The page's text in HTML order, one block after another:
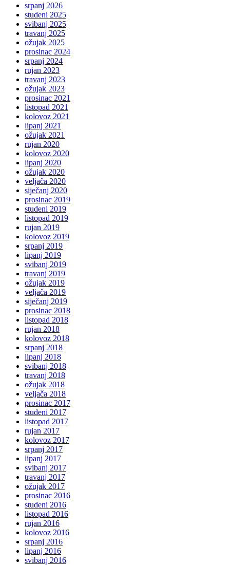
srpanj 2026
studeni 2025
svibanj 2025
travanj 2025
ožujak 2025
prosinac 2024
srpanj 2024
rujan 2023
travanj 2023
ožujak 2023
prosinac 2021
listopad 2021
kolovoz 2021
lipanj 2021
ožujak 2021
rujan 2020
kolovoz 2020
lipanj 2020
ožujak 2020
veljača 2020
siječanj 2020
prosinac 2019
studeni 2019
listopad 2019
rujan 2019
kolovoz 2019
srpanj 2019
lipanj 2019
svibanj 2019
travanj 2019
ožujak 2019
veljača 2019
siječanj 2019
prosinac 2018
listopad 2018
rujan 2018
kolovoz 2018
srpanj 2018
lipanj 2018
svibanj 2018
travanj 2018
ožujak 2018
veljača 2018
prosinac 2017
studeni 2017
listopad 2017
rujan 2017
kolovoz 2017
srpanj 2017
lipanj 2017
svibanj 2017
travanj 2017
ožujak 2017
prosinac 2016
studeni 2016
listopad 2016
rujan 2016
kolovoz 2016
srpanj 2016
lipanj 2016
svibanj 2016